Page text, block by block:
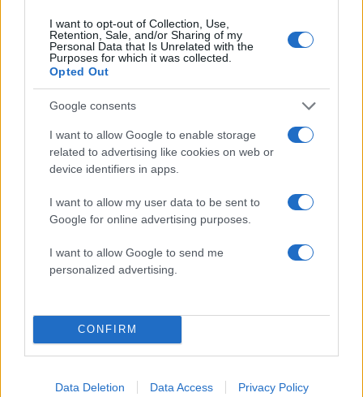
I want to opt-out of Collection, Use,
Retention, Sale, and/or Sharing of my
Personal Data that Is Unrelated with the
Purposes for which it was collected.
Opted Out
Google consents
I want to allow Google to enable storage
related to advertising like cookies on web or
device identifiers in apps.
I want to allow my user data to be sent to
Google for online advertising purposes.
I want to allow Google to send me
personalized advertising.
CONFIRM
Data Deletion Data Access Privacy Policy
Σχόλια
Σχολίασε εδώ
Υποβολή σχολίου
Κόσμος